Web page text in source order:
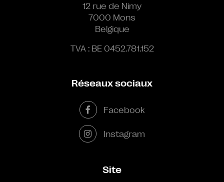
12 rue de Nimy
7000 Mons
Belgique
TVA : BE 0452.781.152
Réseaux sociaux
Facebook
Instagram
Site